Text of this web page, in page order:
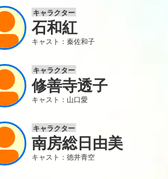
キャラクター
石和紅
キャスト：秦佐和子
キャラクター
修善寺透子
キャスト：山口愛
キャラクター
南房総日由美
キャスト：徳井青空